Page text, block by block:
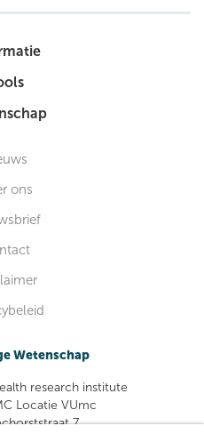
ons
Wetenschap
research institute
Locatie VUmc
7